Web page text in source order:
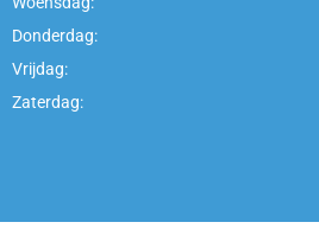
Donderdag:
Vrijdag:
Zaterdag: